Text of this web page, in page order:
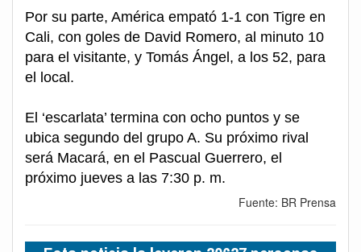
Por su parte, América empató 1-1 con Tigre en
Cali, con goles de David Romero, al minuto 10
para el visitante, y Tomás Ángel, a los 52, para
el local.
El ‘escarlata’ termina con ocho puntos y se
ubica segundo del grupo A. Su próximo rival
será Macará, en el Pascual Guerrero, el
próximo jueves a las 7:30 p. m.
Fuente: BR Prensa